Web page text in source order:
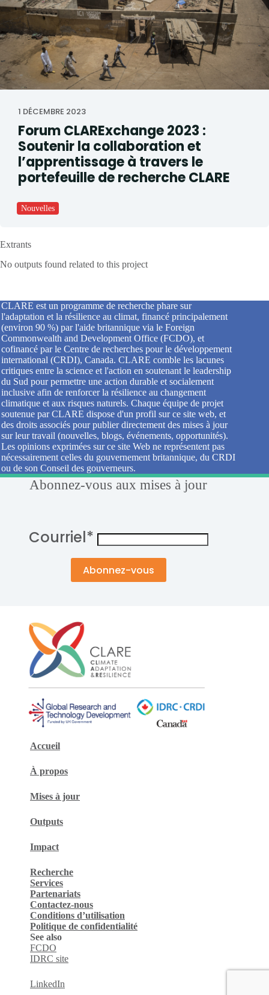
1 DÉCEMBRE 2023
Forum CLARExchange 2023 :
Soutenir la collaboration et
l’apprentissage à travers le
portefeuille de recherche CLARE
Nouvelles
Extrants
No outputs found related to this project
CLARE est un programme de recherche phare sur
l'adaptation et la résilience au climat, financé principalement
(environ 90 %) par l'aide britannique via le Foreign
Commonwealth and Development Office (FCDO), et
cofinancé par le Centre de recherches pour le développement
international (CRDI), Canada. CLARE comble les lacunes
critiques entre la science et l'action en soutenant le leadership
du Sud pour permettre une action durable et socialement
inclusive afin de renforcer la résilience au changement
climatique et aux risques naturels. Chaque équipe de projet
soutenue par CLARE dispose d'un profil sur ce site web, et
des droits associés pour publier directement des mises à jour
sur leur travail (nouvelles, blogs, événements, opportunités).
Les opinions exprimées sur ce site Web ne représentent pas
nécessairement celles du gouvernement britannique, du CRDI
ou de son Conseil des gouverneurs.
Abonnez-vous aux mises à jour
Courriel*
Accueil
À propos
Mises à jour
Outputs
Impact
Recherche
Services
Partenariats
Contactez-nous
Conditions d’utilisation
Politique de confidentialité
See also
FCDO
IDRC site
LinkedIn